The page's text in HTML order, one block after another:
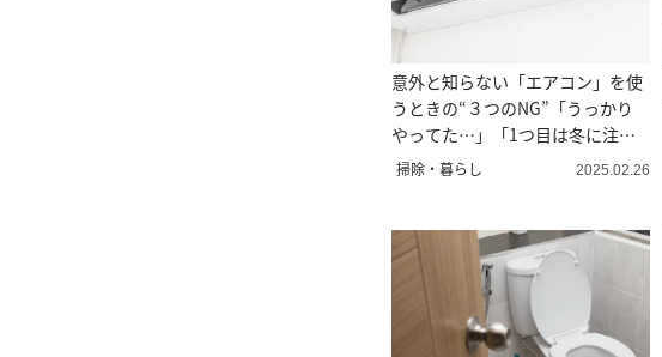
意外と知らない「エアコン」を使
うときの“３つのNG”「うっかり
やってた…」「1つ目は冬に注
意」
掃除・暮らし 2025.02.26